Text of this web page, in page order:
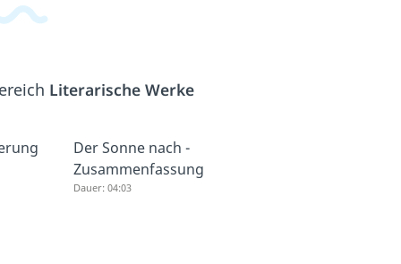
Literarische Werke
Der Sonne nach -
Zusammenfassung
Dauer: 04:03